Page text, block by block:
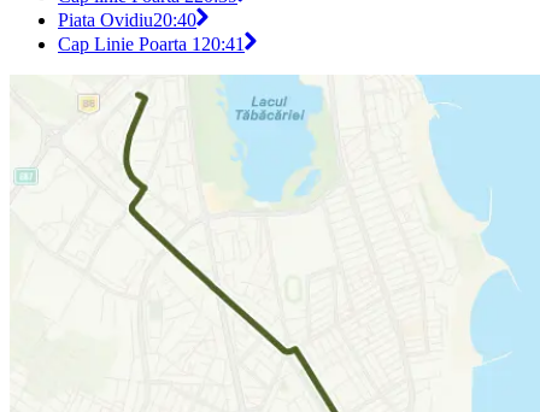
Piata Ovidiu20:40
Cap Linie Poarta 1 20:41